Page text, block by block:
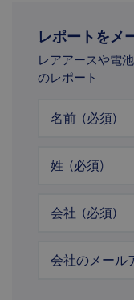
レポートをメ
レアアースや電
のレポート
名前 (必須)
姓 (必須)
会社 (必須)
会社のメール